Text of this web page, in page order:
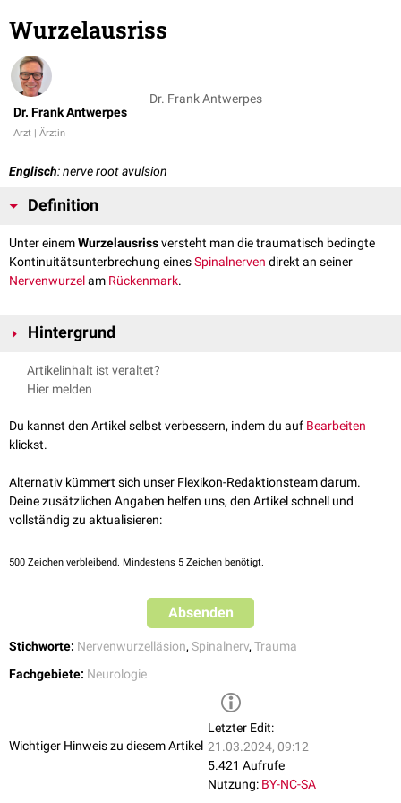
Wurzelausriss
Dr. Frank Antwerpes
Arzt | Ärztin
Dr. Frank Antwerpes
Englisch: nerve root avulsion
Definition
Unter einemWurzelausrissversteht man die traumatisch bedingte
Kontinuitätsunterbrechung einesSpinalnerven direkt an seiner
Nervenwurzelam Rückenmark.
Hintergrund
Nervenverletzungen
, die mit einem Wurzelausriss einhergehen, haben
eine schlechtere
Artikelinhalt ist veraltet?
Hier melden
Du kannst den Artikel selbst verbessern, indem du auf Bearbeiten
klickst.
Alternativ kümmert sich unser Flexikon-Redaktionsteam darum.
Deine zusätzlichen Angaben helfen uns, den Artikel schnell und
vollständig zu aktualisieren:
500 Zeichen verbleibend. Mindestens 5 Zeichen benötigt.
Absenden
Stichworte: Nervenwurzelläsion, Spinalnerv, Trauma
Fachgebiete: Neurologie
Wichtiger Hinweis zu diesem Artikel
Letzter Edit:
21.03.2024, 09:12
5.421 Aufrufe
Nutzung: BY-NC-SA